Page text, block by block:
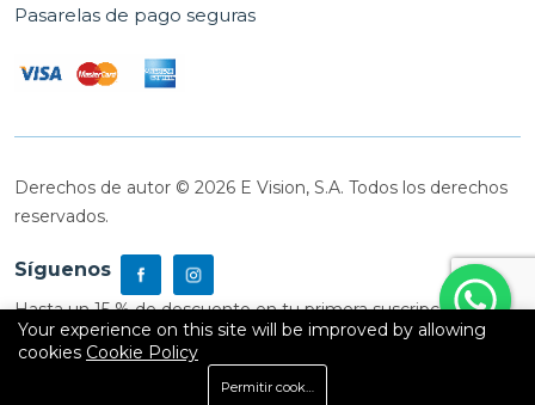
Pasarelas de pago seguras
Derechos de autor © 2026 E Vision, S.A. Todos los derechos
reservados.
Síguenos
Hasta un 15 % de descuento en tu primera suscripción
Carrito
Your experience on this site will be improved by allowing
cookies Cookie Policy
Permitir cookies